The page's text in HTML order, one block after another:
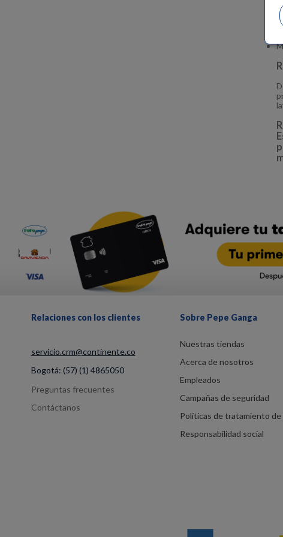
Relaciones con los clientes
servicio.crm@continente.co
Bogotá: (57) (1) 4865050
Preguntas frecuentes
Contáctanos
Sobre Pepe Ganga
Nuestras tiendas
Acerca de nosotros
Empleados
Campañas de seguridad
Políticas de tratamiento de
Responsabilidad social